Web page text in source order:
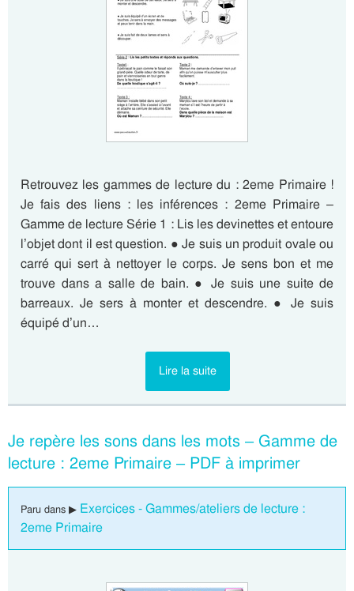
Retrouvez les gammes de lecture du : 2eme Primaire !
Je fais des liens : les inférences : 2eme Primaire –
Gamme de lecture Série 1 : Lis les devinettes et entoure
l’objet dont il est question. ● Je suis un produit ovale ou
carré qui sert à nettoyer le corps. Je sens bon et me
trouve dans a salle de bain. ● Je suis une suite de
barreaux. Je sers à monter et descendre. ● Je suis
équipé d’un…
Lire la suite
Je repère les sons dans les mots – Gamme de
lecture : 2eme Primaire – PDF à imprimer
Paru dans ▶ Exercices - Gammes/ateliers de lecture :
2eme Primaire